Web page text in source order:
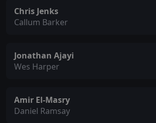
Chris Jenks
Callum Barker
Jonathan Ajayi
Wes Harper
Amir El-Masry
Daniel Ramsay